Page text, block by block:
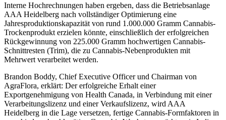
Interne Hochrechnungen haben ergeben, dass die Betriebsanlage
AAA Heidelberg nach vollständiger Optimierung eine
Jahresproduktionskapazität von rund 1.000.000 Gramm Cannabis-
Trockenprodukt erzielen könnte, einschließlich der erfolgreichen
Rückgewinnung von 225.000 Gramm hochwertigen Cannabis-
Schnittresten (Trim), die zu Cannabis-Nebenprodukten mit
Mehrwert verarbeitet werden.
Brandon Boddy, Chief Executive Officer und Chairman von
AgraFlora, erklärt: Der erfolgreiche Erhalt einer
Exportgenehmigung von Health Canada, in Verbindung mit einer
Verarbeitungslizenz und einer Verkaufslizenz, wird AAA
Heidelberg in die Lage versetzen, fertige Cannabis-Formfaktoren in